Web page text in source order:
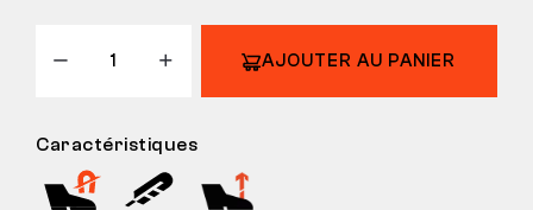
AJOUTER AU PANIER
Caractéristiques